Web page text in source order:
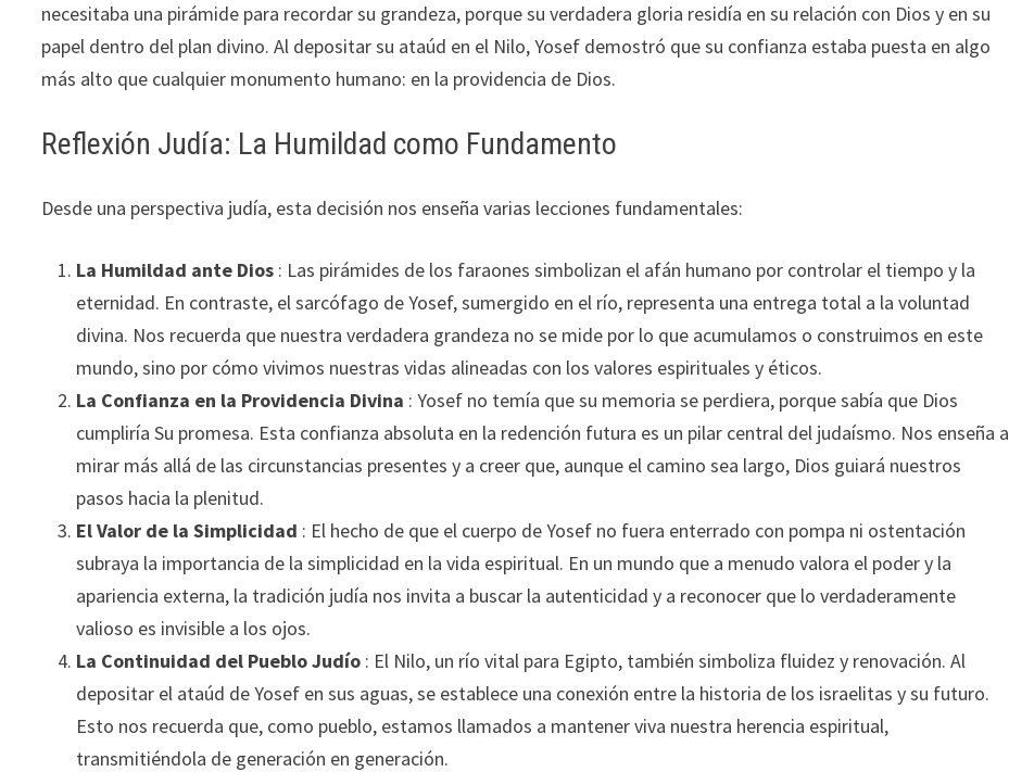
necesitaba una pirámide para recordar su grandeza, porque su verdadera gloria residía en su relación con Dios y en su
papel dentro del plan divino. Al depositar su ataúd en el Nilo, Yosef demostró que su confianza estaba puesta en algo
más alto que cualquier monumento humano: en la providencia de Dios.
Reflexión Judía: La Humildad como Fundamento
Desde una perspectiva judía, esta decisión nos enseña varias lecciones fundamentales:
La Humildad ante Dios : Las pirámides de los faraones simbolizan el afán humano por controlar el tiempo y la
eternidad. En contraste, el sarcófago de Yosef, sumergido en el río, representa una entrega total a la voluntad
divina. Nos recuerda que nuestra verdadera grandeza no se mide por lo que acumulamos o construimos en este
mundo, sino por cómo vivimos nuestras vidas alineadas con los valores espirituales y éticos.
La Confianza en la Providencia Divina : Yosef no temía que su memoria se perdiera, porque sabía que Dios
cumpliría Su promesa. Esta confianza absoluta en la redención futura es un pilar central del judaísmo. Nos enseña a
mirar más allá de las circunstancias presentes y a creer que, aunque el camino sea largo, Dios guiará nuestros
pasos hacia la plenitud.
El Valor de la Simplicidad : El hecho de que el cuerpo de Yosef no fuera enterrado con pompa ni ostentación
subraya la importancia de la simplicidad en la vida espiritual. En un mundo que a menudo valora el poder y la
apariencia externa, la tradición judía nos invita a buscar la autenticidad y a reconocer que lo verdaderamente
valioso es invisible a los ojos.
La Continuidad del Pueblo Judío : El Nilo, un río vital para Egipto, también simboliza fluidez y renovación. Al
depositar el ataúd de Yosef en sus aguas, se establece una conexión entre la historia de los israelitas y su futuro.
Esto nos recuerda que, como pueblo, estamos llamados a mantener viva nuestra herencia espiritual,
transmitiéndola de generación en generación.